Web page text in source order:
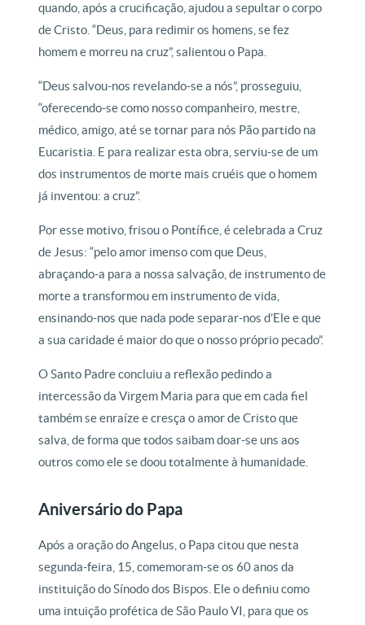
quando, após a crucificação, ajudou a sepultar o corpo
de Cristo. “Deus, para redimir os homens, se fez
homem e morreu na cruz”, salientou o Papa.
“Deus salvou-nos revelando-se a nós”, prosseguiu,
“oferecendo-se como nosso companheiro, mestre,
médico, amigo, até se tornar para nós Pão partido na
Eucaristia. E para realizar esta obra, serviu-se de um
dos instrumentos de morte mais cruéis que o homem
já inventou: a cruz”.
Por esse motivo, frisou o Pontífice, é celebrada a Cruz
de Jesus: “pelo amor imenso com que Deus,
abraçando-a para a nossa salvação, de instrumento de
morte a transformou em instrumento de vida,
ensinando-nos que nada pode separar-nos d’Ele e que
a sua caridade é maior do que o nosso próprio pecado”.
O Santo Padre concluiu a reflexão pedindo a
intercessão da Virgem Maria para que em cada fiel
também se enraíze e cresça o amor de Cristo que
salva, de forma que todos saibam doar-se uns aos
outros como ele se doou totalmente à humanidade.
Aniversário do Papa
Após a oração do Angelus, o Papa citou que nesta
segunda-feira, 15, comemoram-se os 60 anos da
instituição do Sínodo dos Bispos. Ele o definiu como
uma intuição profética de São Paulo VI, para que os